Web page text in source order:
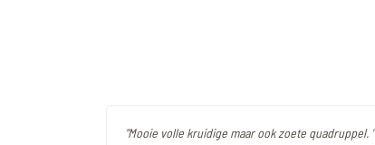
"Mooie volle kruidige maar ook zoete quadruppel. "